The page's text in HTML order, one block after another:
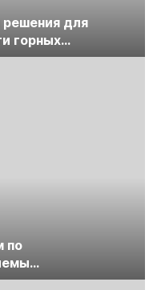
решения для
горных
по
экспертизы